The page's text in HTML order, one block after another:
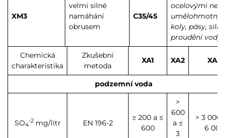
XM3
velmi silné
namáhání
obrusem
C35/45
ocelovými
koly, pásy, silné
proudění vody
Chemická
charakteristika
Zkušební
metoda
XA1 XA2 XA3
podzemní voda
SO4
-2mg/litr EN 196-2
≥ 200 a ≤
600
>
600
a ≤
3
> 3 000
6 000